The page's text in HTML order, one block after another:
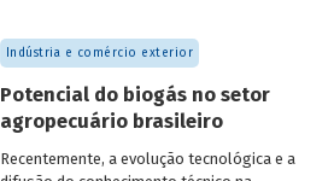
sobre os artigos e confira a publicação
completa.
Indústria e comércio exterior
Potencial do biogás no setor
agropecuário brasileiro
Recentemente, a evolução tecnológica e a